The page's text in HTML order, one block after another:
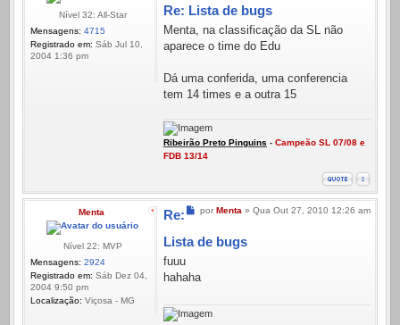
Nível 32: All-Star
Mensagens: 4715
Registrado em: Sáb Jul 10,
2004 1:36 pm
Re: Lista de bugs
Menta, na classificação da SL não
aparece o time do Edu
Dá uma conferida, uma conferencia
tem 14 times e a outra 15
Ribeirão Preto Pinguins - Campeão SL 07/08 e
FDB 13/14
Menta
Nível 22: MVP
Mensagens: 2924
Registrado em: Sáb Dez 04,
2004 9:50 pm
Localização: Viçosa - MG
Mensagem
por Menta » Qua Out 27, 2010 12:26 am
Re:
Lista de bugs
fuuu
hahaha